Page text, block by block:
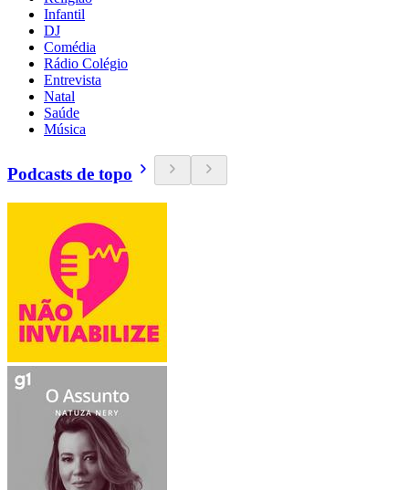
Infantil
DJ
Comédia
Rádio Colégio
Entrevista
Natal
Saúde
Música
Podcasts de topo